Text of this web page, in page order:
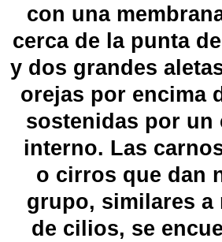
con una
cerca de la punta
y dos grandes
orejas por encima
sostenidas por un
interno. Las
o cirros que dan
grupo, similares a
de cilios, se